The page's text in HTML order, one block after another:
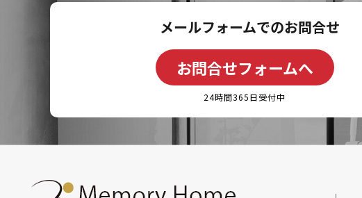
メールフォームでのお問合せ
お問合せフォームへ
24時間365日受付中